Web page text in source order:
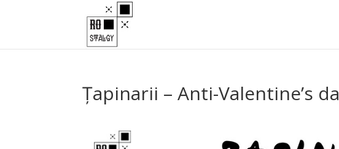
Țapinarii – Anti-Valentine’s